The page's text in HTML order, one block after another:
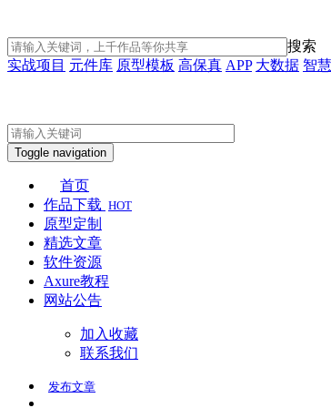
搜索
实战项目 元件库 原型模板 高保真 APP 大数据 智慧
Toggle navigation
首页
作品下载 HOT
原型定制
精选文章
软件资源
Axure教程
网站公告
加入收藏
联系我们
发布文章